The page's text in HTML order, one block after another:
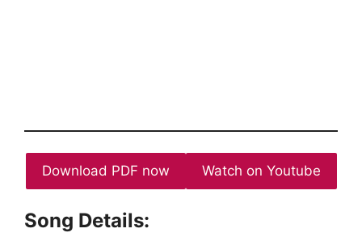
Download PDF now Watch on Youtube
Song Details: